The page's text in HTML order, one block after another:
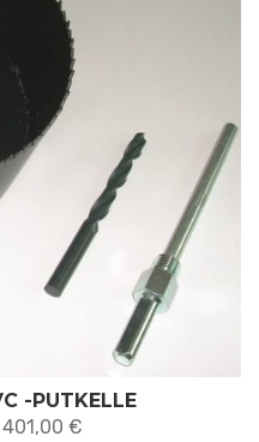
-PUTKELLE
401,00 €Hintaluokka: